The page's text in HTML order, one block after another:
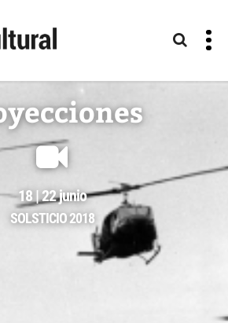
18 | 22 junio
SOLSTICIO 2018